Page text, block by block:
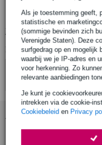
Als je toestemming geeft,
statistische en
(sommige bevinden zich
Verenigde Staten). Deze
surfgedrag op en mogelijk
waarbij we je IP-adres en
voor herkenning. Zo
relevante aanbiedingen
Je kunt je
intrekken via de cookie-
Cookiebeleid en Privacy
materiaal behuizing: ABS
Bekijk alle
Bekijk ook eens (4)
Accessoires (1)